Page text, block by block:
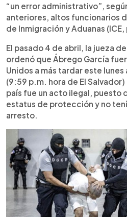
“un error administrativo”,
anteriores, altos funcionarios
de Inmigración y Aduanas (ICE,
El pasado 4 de abril, la jueza
ordenó que Ábrego García
Unidos a más tardar este lunes
(9:59 p.m. hora de El
país fue un acto ilegal, puesto
estatus de protección y no
arresto.